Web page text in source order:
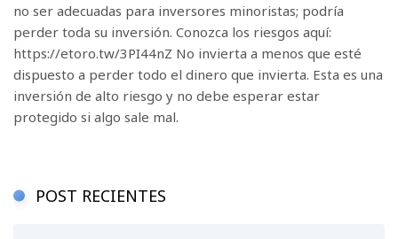
no ser adecuadas para inversores minoristas; podría
perder toda su inversión. Conozca los riesgos aquí:
https://etoro.tw/3PI44nZ No invierta a menos que esté
dispuesto a perder todo el dinero que invierta. Esta es una
inversión de alto riesgo y no debe esperar estar
protegido si algo sale mal.
POST RECIENTES